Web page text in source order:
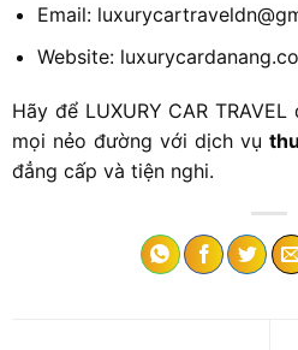
Email:
Website:
Hãy để LUXURY CAR
mọi nẻo đường với dịch vụ
đẳng cấp và tiện nghi.